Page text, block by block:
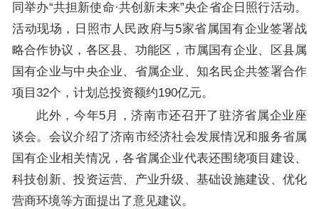
同举办“共担新使命·共创新未来”央企省企日照行活动。
活动现场，日照市人民政府与5家省属国有企业签署战
略合作协议，各区县、功能区，市属国有企业、区县属
国有企业与中央企业、省属企业、知名民企共签署合作
项目32个，计划总投资额约190亿元。
此外，今年5月，济南市还召开了驻济省属企业座
谈会。会议介绍了济南市经济社会发展情况和服务省属
国有企业相关情况，各省属企业代表还围绕项目建设、
科技创新、投资运营、产业升级、基础设施建设、优化
营商环境等方面提出了意见建议。